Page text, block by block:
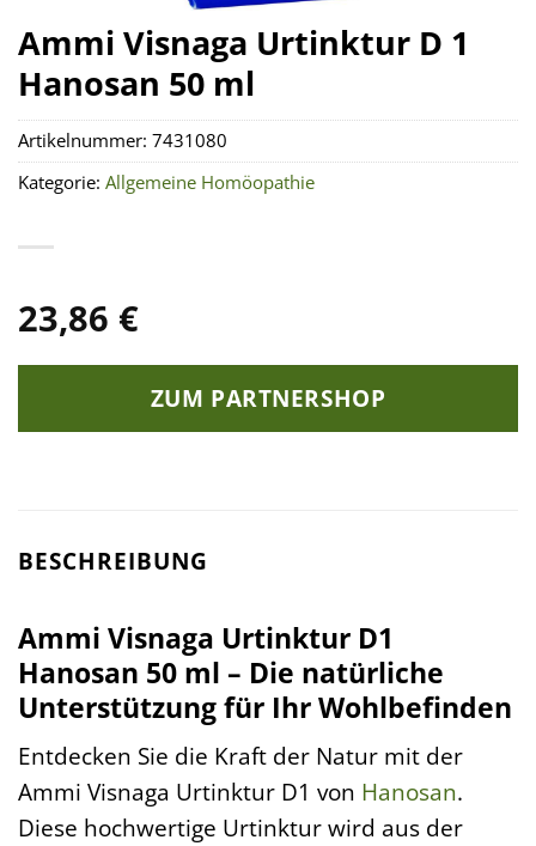
Ammi Visnaga Urtinktur D 1
Hanosan 50 ml
23,86 €
ZUM PARTNERSHOP
Artikelnummer: 7431080
Kategorie: Allgemeine Homöopathie
BESCHREIBUNG
Ammi Visnaga Urtinktur D1
Hanosan 50 ml – Die natürliche
Unterstützung für Ihr Wohlbefinden
Entdecken Sie die Kraft der Natur mit der
Ammi Visnaga Urtinktur D1 von Hanosan.
Diese hochwertige Urtinktur wird aus der